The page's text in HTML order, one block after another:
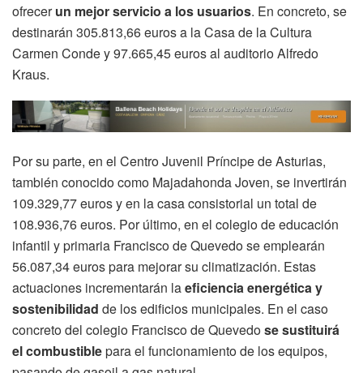
ofrecerun mejor servicio a los usuarios. En concreto, se
destinarán 305.813,66 euros a la Casa de la Cultura
Carmen Conde y 97.665,45 euros al auditorio Alfredo
Kraus.
Por su parte, en el Centro Juvenil Príncipe de Asturias,
también conocido como Majadahonda Joven, se invertirán
109.329,77 euros y en la casa consistorial un total de
108.936,76 euros. Por último, en el colegio de educación
infantil y primaria Francisco de Quevedo se emplearán
56.087,34 euros para mejorar su climatización. Estas
actuaciones incrementarán laeficiencia energética y
sostenibilidad de los edificios municipales. En el caso
concreto del colegio Francisco de Quevedose sustituirá
el combustiblepara el funcionamiento de los equipos,